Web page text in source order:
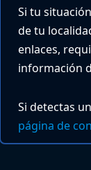
Si tu
de tu
enlaces,
información
Si detectas
página de